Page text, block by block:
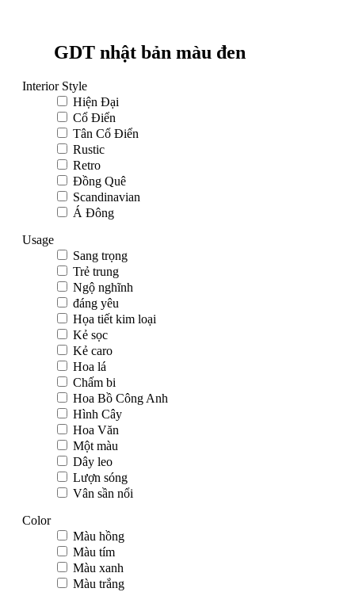
GDT nhật bản màu đen
Interior Style
Hiện Đại
Cổ Điển
Tân Cổ Điển
Rustic
Retro
Đồng Quê
Scandinavian
Á Đông
Usage
Sang trọng
Trẻ trung
Ngộ nghĩnh
đáng yêu
Họa tiết kim loại
Kẻ sọc
Kẻ caro
Hoa lá
Chấm bi
Hoa Bồ Công Anh
Hình Cây
Hoa Văn
Một màu
Dây leo
Lượn sóng
Vân sần nổi
Color
Màu hồng
Màu tím
Màu xanh
Màu trắng